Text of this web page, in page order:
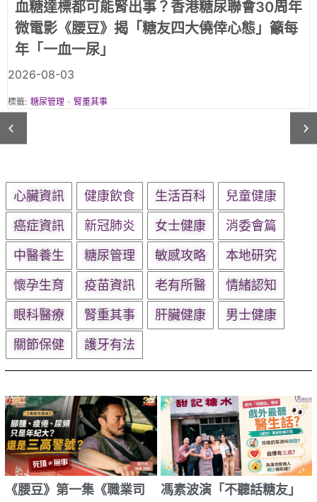
《腰豆》第一集《職業司機篇》｜「頂硬上」
的職業司機：腳腫、疲倦，只是年紀大？還是
三高警號？
2026-08-03
標籤: 糖尿管理 · 腎重其事
心臟資訊 健康飲食 生活百科
兒童健康
癌症資訊
新冠肺炎 女士健康
消委會篇
中醫養生
糖尿管理 敏感攻略
本地研究
懷孕生育
疫苗資訊 老有所醫
情緒認知
眼科醫療
腎重其事 肝臟健康
男士健康
關節保健
護牙有法
《腰豆》第一集《職業司
馮素波演「不聽話糖友」